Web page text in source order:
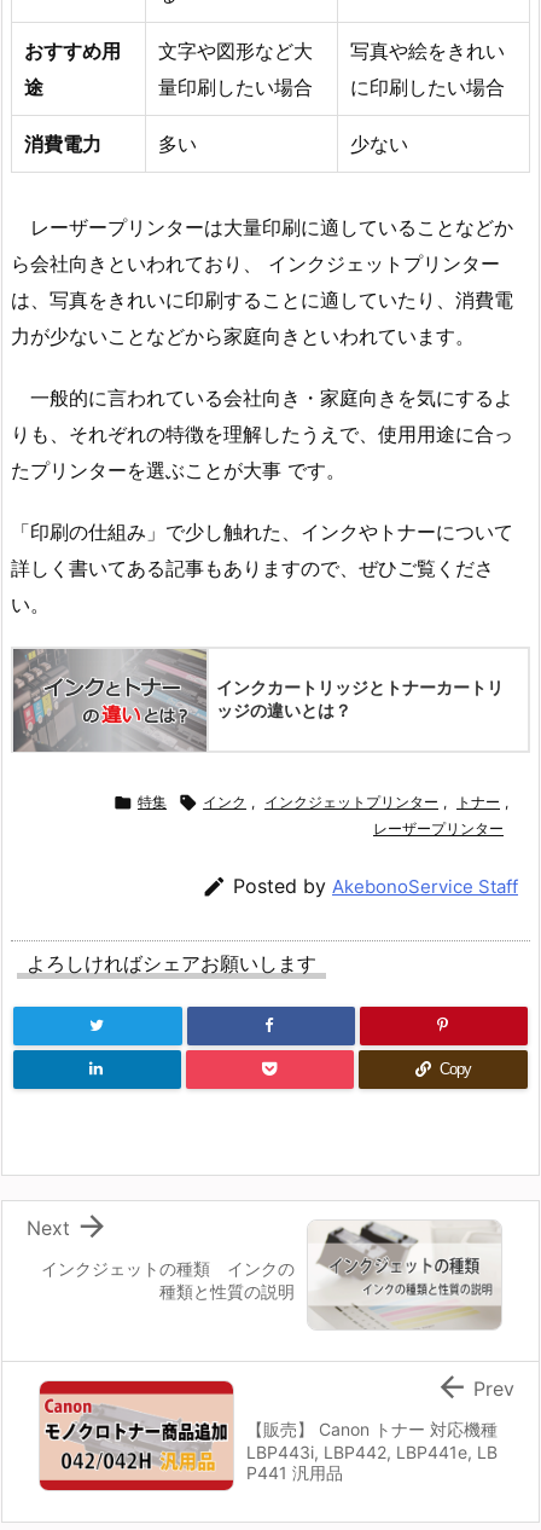
おすすめ用
途
文字や図形など大
量印刷したい場合
写真や絵をきれい
に印刷したい場合
消費電力 多い 少ない
レーザープリンターは大量印刷に適していることなどか
ら会社向きといわれており、 インクジェットプリンター
は、写真をきれいに印刷することに適していたり、消費電
力が少ないことなどから家庭向きといわれています。
一般的に言われている会社向き・家庭向きを気にするよ
りも、それぞれの特徴を理解したうえで、使用用途に合っ
たプリンターを選ぶことが大事 です。
「印刷の仕組み」で少し触れた、インクやトナーについて
詳しく書いてある記事もありますので、ぜひご覧くださ
い。
インクカートリッジとトナーカートリ
ッジの違いとは？
 特集  インク , インクジェットプリンター , トナー ,
レーザープリンター
 Posted by AkebonoService Staff
よろしければシェアお願いします
Copy
インクジェットの種類 インクの
種類と性質の説明

Next
【販売】 Canon トナー 対応機種
LBP443i, LBP442, LBP441e, LB
P441 汎用品
 Prev